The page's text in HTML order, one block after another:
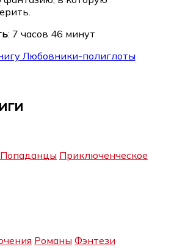
: 7 часов 46 минут
Попаданцы Приключенческое
Романы Фэнтези